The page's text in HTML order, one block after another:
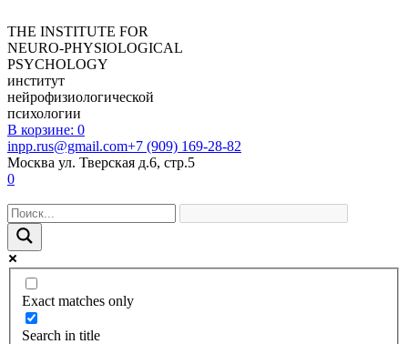
THE INSTITUTE FOR
NEURO-PHYSIOLOGICAL
PSYCHOLOGY
институт
нейрофизиологической
психологии
В корзине: 0
inpp.rus@gmail.com+7 (909) 169-28-82
Москва ул. Тверская д.6, стр.5
0
Exact matches only
Search in title